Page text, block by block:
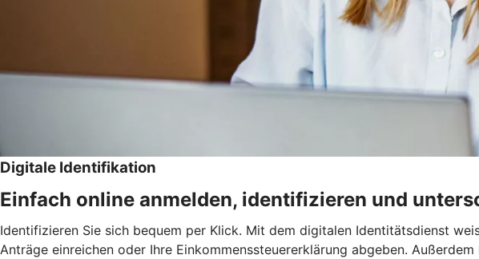
Digitale Identifikation
Einfach online anmelden, identifizieren und
Identifizieren Sie sich bequem per Klick. Mit dem digitalen Identitätsdienst
Anträge einreichen oder Ihre Einkommenssteuererklärung abgeben.